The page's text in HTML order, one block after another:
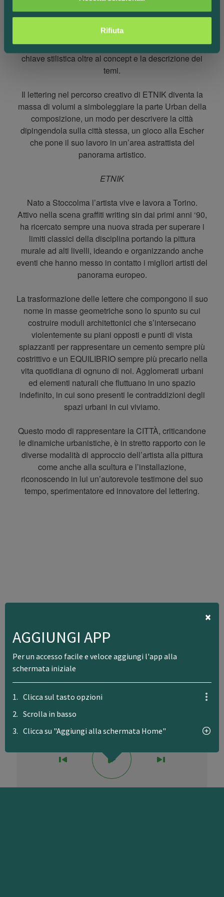
analizzare il nostro traffico. Condividiamo inoltre
informazioni sul modo in cui utilizzi il nostro sito con i
nostri partner che si occupano di analisi dei dati web,
pubblicità e social media, i quali potrebbero combinarle
con altre informazioni che hai fornito loro o che hanno
Rifiuta
×
AGGIUNGI APP
Per un accesso facile e veloce aggiungi l'app alla
schermata iniziale
1. Clicca sul tasto opzioni
2. Scrolla in basso
3. Clicca su "Aggiungi alla schermata Home"
stilistica del suo lettering interno alla composizione.
Questo lo rende un lavoro molto articolato dalla prima
fase di lettura e lo completa inserendo anche la
chiave stilistica oltre al concept e la descrizione dei
temi.
Il lettering nel percorso creativo di ETNIK diventa la
massa di volumi a simboleggiare la parte Urban della
composizione, un modo per descrivere la città
dipingendola sulla città stessa, un gioco alla Escher
che pone il suo lavoro in un’area astrattista del
panorama artistico.
ETNIK
Nato a Stoccolma l’artista vive e lavora a Torino.
Attivo nella scena graffiti writing sin dai primi anni ‘90,
ha ricercato sempre una nuova strada per superare i
limiti classici della disciplina portando la pittura
murale ad alti livelli, ideando e organizzando anche
eventi che hanno messo in contatto i migliori artisti del
panorama europeo.
La trasformazione delle lettere che compongono il suo
nome in masse geometriche sono lo spunto su cui
costruire moduli architettonici che s’intersecano
violentemente su piani opposti e punti di vista
spiazzanti per rappresentare un cemento sempre più
costrittivo e un EQUILIBRIO sempre più precario nella
vita quotidiana di ognuno di noi. Agglomerati urbani
ed elementi naturali che fluttuano in uno spazio
indefinito, in cui sono presenti le contraddizioni degli
spazi urbani in cui viviamo.
Questo modo di rappresentare la CITTÀ, criticandone
le dinamiche urbanistiche, è in stretto rapporto con le
diverse modalità di approccio dell’artista alla pittura
come anche alla scultura e l’installazione,
riconoscendo in lui un’autorevole testimone del suo
tempo, sperimentatore ed innovatore del lettering.